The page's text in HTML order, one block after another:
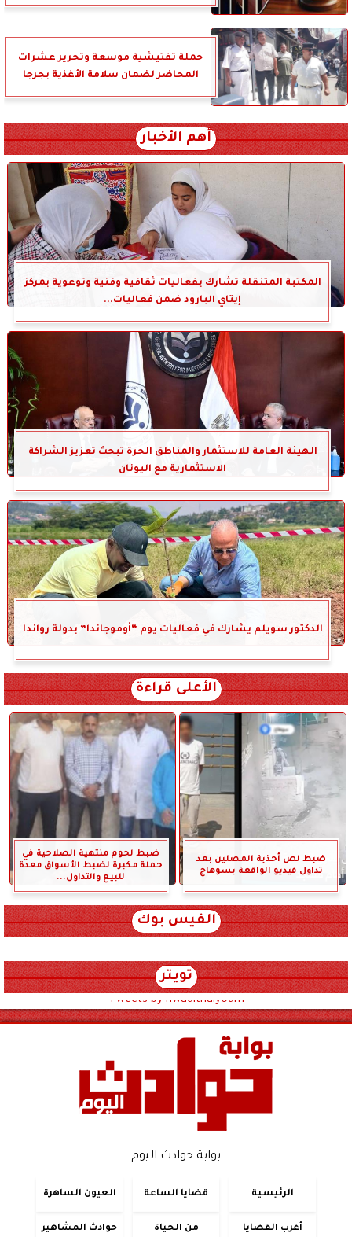
حملة تفتيشية موسعة وتحرير عشرات
المحاضر لضمان سلامة الأغذية بجرجا
أهم الأخبار
المكتبة المتنقلة تشارك بفعاليات ثقافية وفنية وتوعوية بمركز
إيتاي البارود ضمن فعاليات...
الهيئة العامة للاستثمار والمناطق الحرة تبحث تعزيز الشراكة
الاستثمارية مع اليونان
الدكتور سويلم يشارك في فعاليات يوم “أوموجاندا” بدولة رواندا
الأعلى قراءة
ضبط لص أحذية المصلين بعد
تداول فيديو الواقعة بسوهاج
ضبط لحوم منتهية الصلاحية في
حملة مكبرة لضبط الأسواق معدة
للبيع والتداول...
الفيس بوك
تويتر
Tweets by hwadithalyoum
بوابة حوادث اليوم
الرئيسية قضايا الساعة العيون الساهرة
أغرب القضايا من الحياة حوادث المشاهير